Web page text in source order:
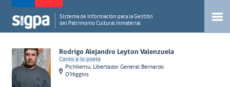
Sistema de Información para la Gestión
del Patrimonio Cultural Inmaterial
Rodrigo Alejandro Leyton Valenzuela
Canto a lo poeta
Pichilemu, Libertador General Bernardo
O'Higgins